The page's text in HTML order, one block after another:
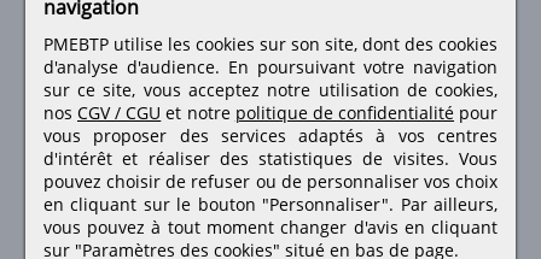
Retrouvez-nous sur les réseaux sociaux
navigation
PMEBTP utilise les cookies sur son site, dont des cookies
d'analyse d'audience. En poursuivant votre navigation
sur ce site, vous acceptez notre utilisation de cookies,
nos CGV / CGU et notre politique de confidentialité pour
vous proposer des services adaptés à vos centres
d'intérêt et réaliser des statistiques de visites.Vous
pouvez choisir de refuser ou de personnaliser vos choix
en cliquant sur le bouton "Personnaliser". Par ailleurs,
vous pouvez à tout moment changer d'avis en cliquant
sur "Paramètres des cookies" situé en bas de page.